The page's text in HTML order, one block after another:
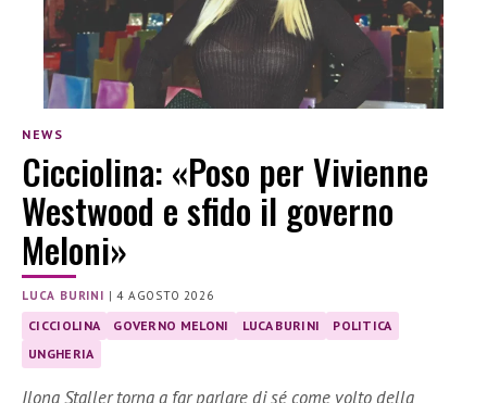
NEWS
Cicciolina: «Poso per Vivienne
Westwood e sfido il governo
Meloni»
LUCA BURINI |4 AGOSTO 2026
CICCIOLINA GOVERNO MELONI LUCA BURINI
POLITICA
UNGHERIA
Ilona Staller torna a far parlare di sé come volto della